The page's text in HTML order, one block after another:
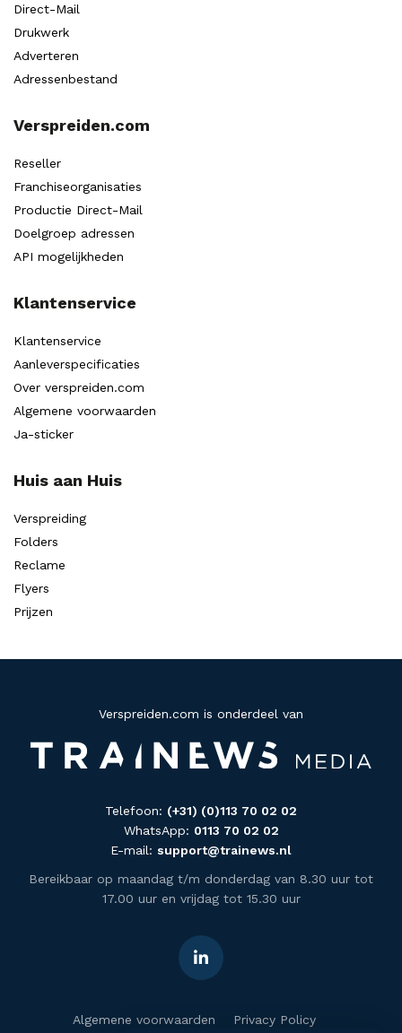
Direct-Mail
Drukwerk
Adverteren
Adressenbestand
Verspreiden.com
Reseller
Franchiseorganisaties
Productie Direct-Mail
Doelgroep adressen
API mogelijkheden
Klantenservice
Klantenservice
Aanleverspecificaties
Over verspreiden.com
Algemene voorwaarden
Ja-sticker
Huis aan Huis
Verspreiding
Folders
Reclame
Flyers
Prijzen
Verspreiden.com is onderdeel van
Telefoon: (+31) (0)113 70 02 02
WhatsApp: 0113 70 02 02
E-mail: support@trainews.nl
Bereikbaar op maandag t/m donderdag van 8.30 uur tot
17.00 uur en vrijdag tot 15.30 uur
Algemene voorwaarden
Privacy Policy